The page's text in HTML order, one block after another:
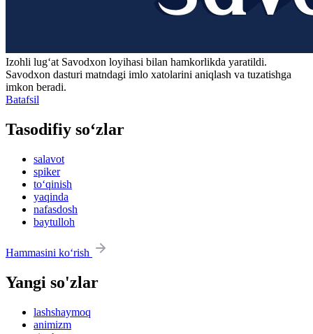
Izohli lugʻat Savodxon loyihasi bilan hamkorlikda yaratildi.
Savodxon dasturi matndagi imlo xatolarini aniqlash va tuzatishga
imkon beradi.
Batafsil
Tasodifiy so‘zlar
salavot
spiker
to‘qinish
yaqinda
nafasdosh
baytulloh
Hammasini ko‘rish
Yangi so'zlar
lashshaymoq
animizm